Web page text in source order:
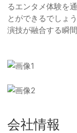
るエンタメ体験を
とができるでしょ
演技が融合する瞬
会社情報